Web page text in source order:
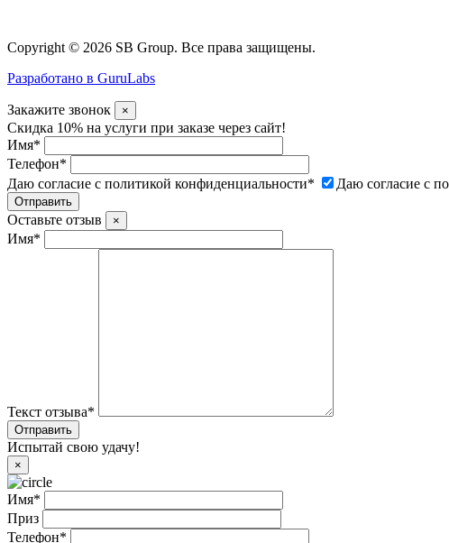
Copyright © 2026 SB Group. Все права защищены.
Разработано в GuruLabs
Закажите звонок ×
Скидка 10% на услуги при заказе через сайт!
Имя*
Телефон*
Даю согласие с политикой конфиденциальности* Даю согласие с
Оставьте отзыв ×
Имя*
Текст отзыва*
Испытай свою удачу!
×
Имя*
Приз
Телефон*